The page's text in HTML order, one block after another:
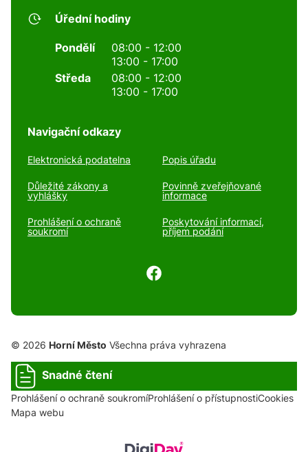
Úřední hodiny
Pondělí
08:00 - 12:00
13:00 - 17:00
Středa
08:00 - 12:00
13:00 - 17:00
Navigační odkazy
Elektronická podatelna Popis úřadu
Důležité zákony a
vyhlášky
Povinně zveřejňované
informace
Prohlášení o ochraně
soukromí
Poskytování informací,
příjem podání
© 2026 Horní Město Všechna práva vyhrazena
Snadné čtení
Prohlášení o ochraně soukromíProhlášení o přístupnostiCookies
Mapa webu